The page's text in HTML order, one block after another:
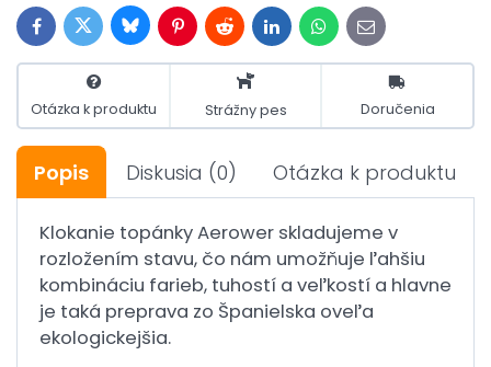
FacebookTwitterBlueskyPinterestRedditLinkedInWhatsApp
E-
mail
Otázka k produktu Strážny pes Doručenia
Popis Diskusia (0) Otázka k produktu
Klokanie topánky Aerower skladujeme v
rozložením stavu, čo nám umožňuje ľahšiu
kombináciu farieb, tuhostí a veľkostí a hlavne
je taká preprava zo Španielska oveľa
ekologickejšia.